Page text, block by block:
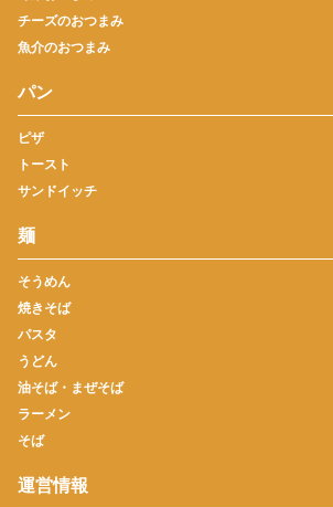
チーズのおつまみ
魚介のおつまみ
パン
ピザ
トースト
サンドイッチ
麺
そうめん
焼きそば
パスタ
うどん
油そば・まぜそば
ラーメン
そば
運営情報